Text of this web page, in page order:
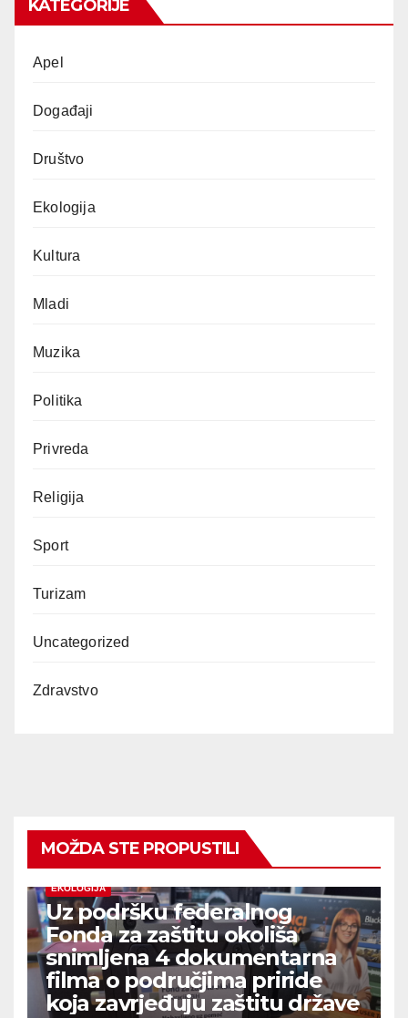
KATEGORIJE
Apel
Događaji
Društvo
Ekologija
Kultura
Mladi
Muzika
Politika
Privreda
Religija
Sport
Turizam
Uncategorized
Zdravstvo
MOŽDA STE PROPUSTILI
EKOLOGIJA
Uz podršku federalnog
Fonda za zaštitu okoliša
snimljena 4 dokumentarna
filma o područjima priride
koja zavrjeđuju zaštitu države